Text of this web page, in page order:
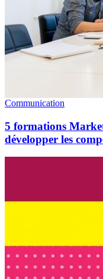
Communication
5 formations
développer les